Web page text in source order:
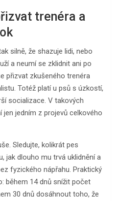
trenéra a
silně, že shazuje lidi, nebo
a neumí se zklidnit ani po
přizvat zkušeného trenéra
Totéž platí u psů s úzkostí,
socializace. V takových
jen jedním z projevů celkového
Sledujte, kolikrát pes
jak dlouho mu trvá uklidnění a
fyzického nápřahu. Praktický
během 14 dnů snížit počet
30 dnů dosáhnout toho, že